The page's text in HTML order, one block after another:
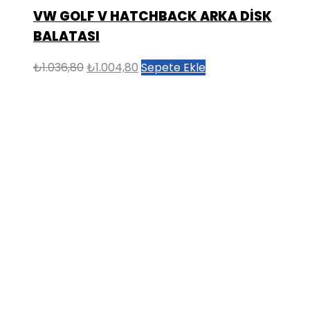
VW GOLF V HATCHBACK ARKA DİSK
BALATASI
₺1.036,80Orijinal
₺1.004,80 Şu
Sepete Ekle